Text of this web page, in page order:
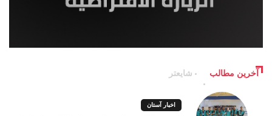
آخرین مطالب شایعتر
اخبار آستان